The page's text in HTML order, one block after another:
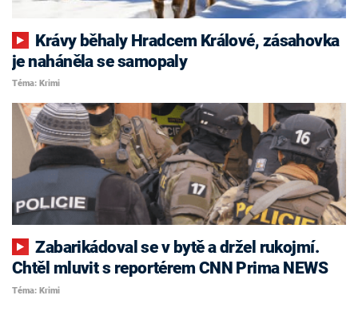
je naháněla se samopaly
Téma: Krimi
Zabarikádoval se v bytě a držel rukojmí.
Chtěl mluvit s reportérem CNN Prima NEWS
Téma: Krimi